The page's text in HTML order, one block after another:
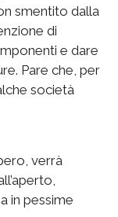
smentito dalla
di
e dare
Pare che, per
società
verrà
in pessime